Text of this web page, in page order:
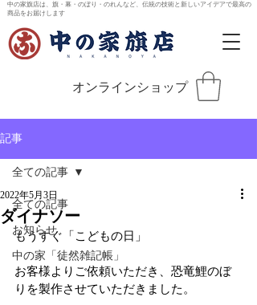
中の家旗店は、旗・幕・のぼり・のれんなど、伝統の技術と新しいアイデアで最高の
商品をお届けします
オンラインショップ
記事
全ての記事
お知らせ
中の家「徒然雑記帳」
全ての記事
ダイナソー
2022年5月3日
もうすぐ「こどもの日」
お客様よりご依頼いただき、恐竜鯉のぼ
りを製作させていただきました。